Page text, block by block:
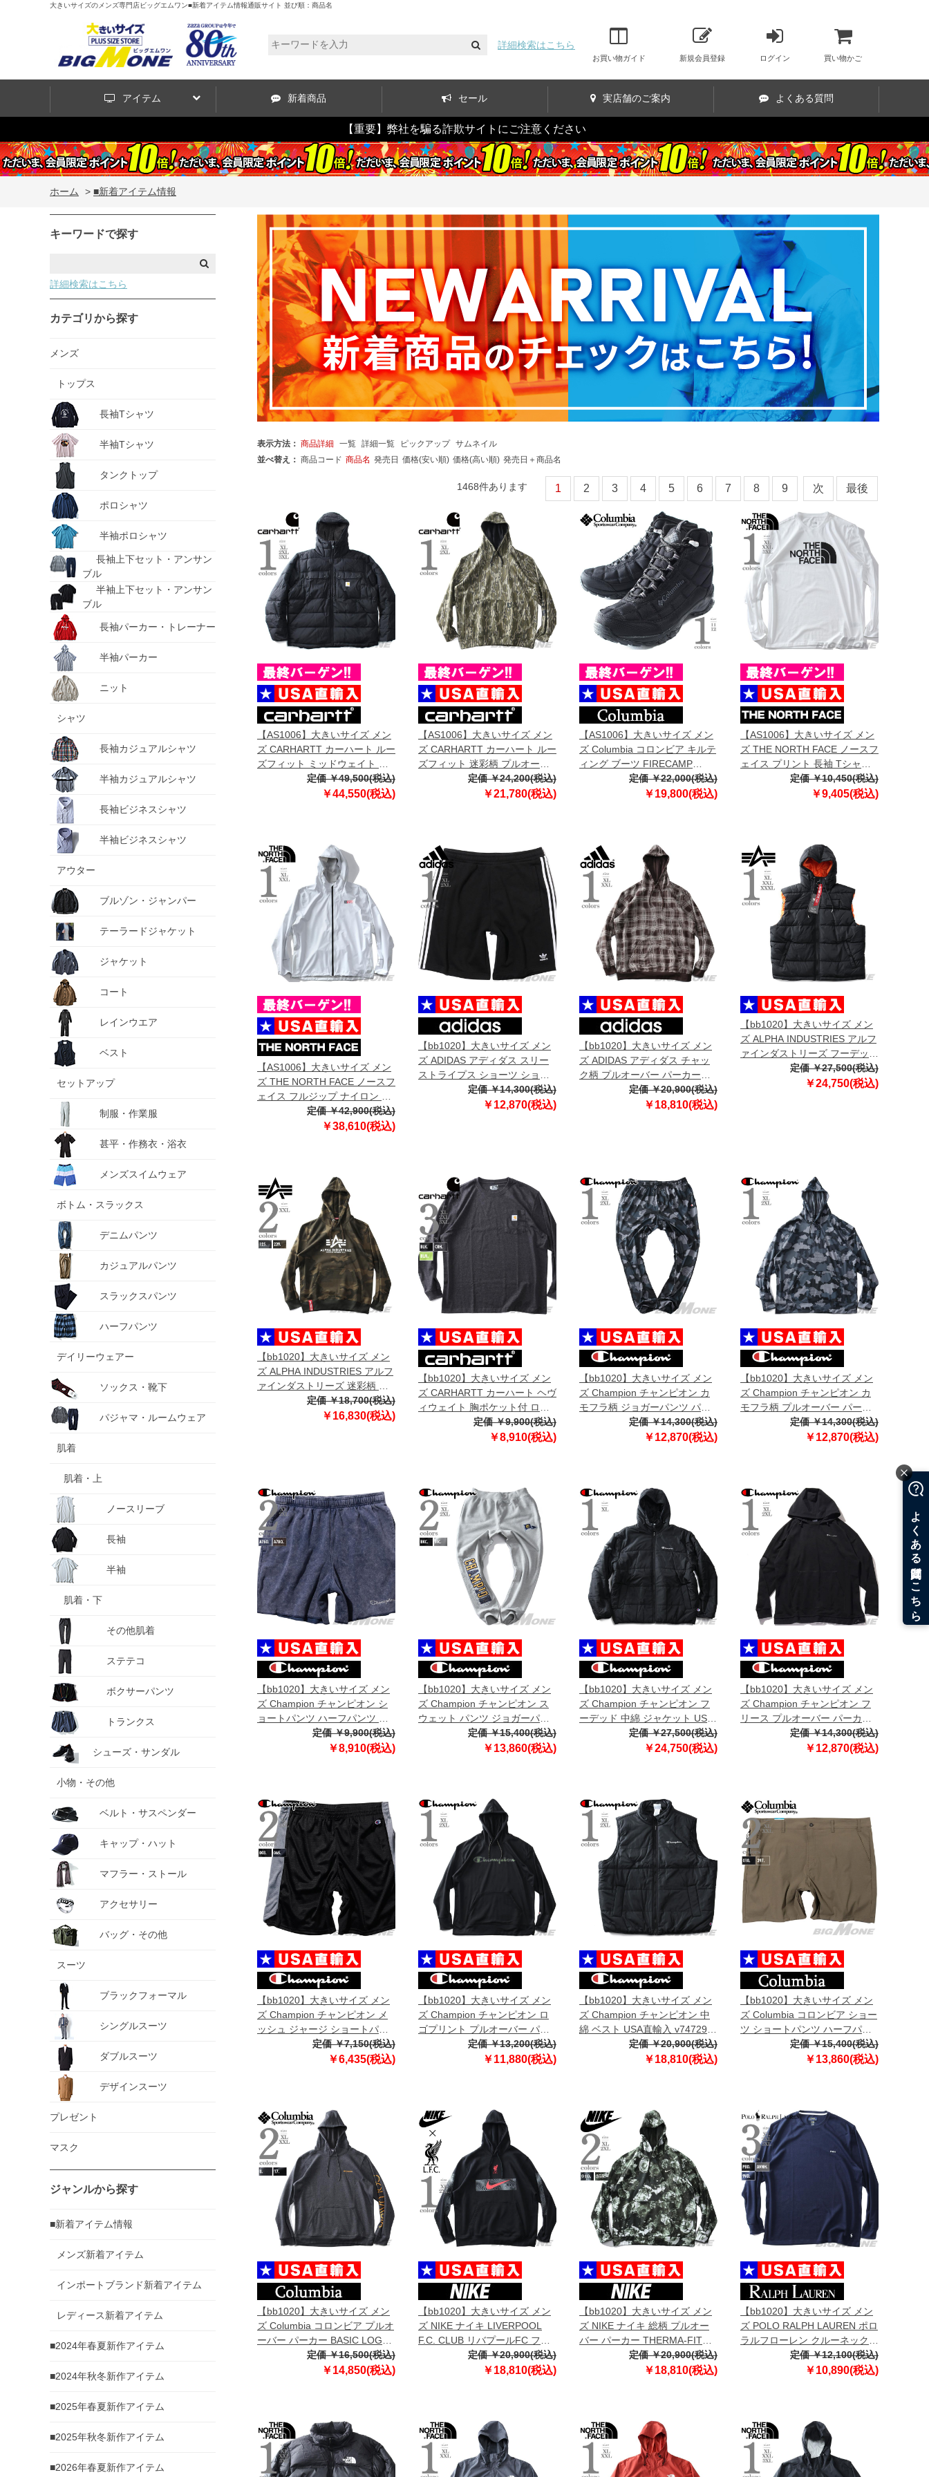
大きいサイズのメンズ専門店ビッグエムワン■新着アイテム情報通販サイト 並び順：商品名
詳細検索はこちら
お買い物ガイド 新規会員登録 ログイン 買い物かご
アイテム 新着商品 セール 実店舗のご案内 よくある質問
【重要】弊社を騙る詐欺サイトにご注意ください
ホーム > ■新着アイテム情報
キーワードで探す
詳細検索はこちら
カテゴリから探す
メンズ
トップス
長袖Tシャツ
半袖Tシャツ
タンクトップ
ポロシャツ
半袖ポロシャツ
長袖上下セット・アンサン
ブル
半袖上下セット・アンサン
ブル
長袖パーカー・トレーナー
半袖パーカー
ニット
シャツ
長袖カジュアルシャツ
半袖カジュアルシャツ
長袖ビジネスシャツ
半袖ビジネスシャツ
アウター
ブルゾン・ジャンパー
テーラードジャケット
ジャケット
コート
レインウエア
ベスト
セットアップ
制服・作業服
甚平・作務衣・浴衣
メンズスイムウェア
ボトム・スラックス
デニムパンツ
カジュアルパンツ
スラックスパンツ
ハーフパンツ
デイリーウェアー
ソックス・靴下
パジャマ・ルームウェア
肌着
肌着・上
ノースリーブ
長袖
半袖
肌着・下
その他肌着
ステテコ
ボクサーパンツ
トランクス
シューズ・サンダル
小物・その他
ベルト・サスペンダー
キャップ・ハット
マフラー・ストール
アクセサリー
バッグ・その他
スーツ
ブラックフォーマル
シングルスーツ
ダブルスーツ
デザインスーツ
プレゼント
マスク
ジャンルから探す
■新着アイテム情報
メンズ新着アイテム
インポートブランド新着アイテム
レディース新着アイテム
■2024年春夏新作アイテム
■2024年秋冬新作アイテム
■2025年春夏新作アイテム
■2025年秋冬新作アイテム
■2026年春夏新作アイテム
表示方法： 商品詳細 一覧 詳細一覧 ピックアップ サムネイル
並べ替え： 商品コード 商品名 発売日 価格(安い順) 価格(高い順) 発売日＋商品名
1468件あります 1 2 3 4 5 6 7 8 9 次 最後
【AS1006】大きいサイズ メン
ズ CARHARTT カーハート ルー
ズフィット ミッドウェイト 断
熱 ジャケット Montana Loose
Fit Insulated Jacket USA直輸入
定価 ￥49,500(税込)
￥44,550(税込)
【AS1006】大きいサイズ メン
ズ CARHARTT カーハート ルー
ズフィット 迷彩柄 プルオーバ
ー パーカー Loose Fit
Midweight Camo Graphic
定価 ￥24,200(税込)
￥21,780(税込)
【AS1006】大きいサイズ メン
ズ Columbia コロンビア キルテ
ィング ブーツ FIRECAMP
BOOT USA直輸入 1672881
定価 ￥22,000(税込)
￥19,800(税込)
【AS1006】大きいサイズ メン
ズ THE NORTH FACE ノースフ
ェイス プリント 長袖 Tシャツ
HALF DOME TEE USA直輸入
定価 ￥10,450(税込)
￥9,405(税込)
【AS1006】大きいサイズ メン
ズ THE NORTH FACE ノースフ
ェイス フルジップ ナイロン ジ
ャケット FRST DWN PACK
JKT USA直輸入 nf0a5iyy-53c
定価 ￥42,900(税込)
￥38,610(税込)
【bb1020】大きいサイズ メン
ズ ADIDAS アディダス スリー
ストライプス ショーツ ショー
トパンツ ハーフパンツ USA直
定価 ￥14,300(税込)
￥12,870(税込)
【bb1020】大きいサイズ メン
ズ ADIDAS アディダス チャッ
ク柄 プルオーバー パーカー
USA直輸入 hk2750定価 ￥20,900(税込)
￥18,810(税込)
【bb1020】大きいサイズ メン
ズ ALPHA INDUSTRIES アルフ
ァインダストリーズ フーデッド
中綿 ベスト USA直輸入 118110
定価 ￥27,500(税込)
￥24,750(税込)
【bb1020】大きいサイズ メン
ズ ALPHA INDUSTRIES アルフ
ァインダストリーズ 迷彩柄 プ
ルオーバー パーカー Basic
hoody Camo USA直輸入
定価 ￥18,700(税込)
￥16,830(税込)
【bb1020】大きいサイズ メン
ズ CARHARTT カーハート ヘヴ
ィウェイト 胸ポケット付 ロン
グスリーブ Tシャツ ルーズフィ
ット USA直輸入 k126
定価 ￥9,900(税込)
￥8,910(税込)
【bb1020】大きいサイズ メン
ズ Champion チャンピオン カ
モフラ柄 ジョガーパンツ パン
ツ 迷彩柄 USA直輸入 p7477p-
定価 ￥14,300(税込)
￥12,870(税込)
【bb1020】大きいサイズ メン
ズ Champion チャンピオン カ
モフラ柄 プルオーバー パーカ
ー 迷彩柄 USA直輸入 s9441p-
定価 ￥14,300(税込)
￥12,870(税込)
【bb1020】大きいサイズ メン
ズ Champion チャンピオン シ
ョートパンツ ハーフパンツ シ
ョーツ USA直輸入 879040
定価 ￥9,900(税込)
￥8,910(税込)
【bb1020】大きいサイズ メン
ズ Champion チャンピオン ス
ウェット パンツ ジョガーパン
ツ USA直輸入 gf01-586dwb
定価 ￥15,400(税込)
￥13,860(税込)
【bb1020】大きいサイズ メン
ズ Champion チャンピオン フ
ーデッド 中綿 ジャケット USA
直輸入 v74728-586n6a
定価 ￥27,500(税込)
￥24,750(税込)
【bb1020】大きいサイズ メン
ズ Champion チャンピオン フ
リース プルオーバー パーカー
USA直輸入 s90224定価 ￥14,300(税込)
￥12,870(税込)
【bb1020】大きいサイズ メン
ズ Champion チャンピオン メ
ッシュ ジャージ ショートパン
ツ ハーフパンツ ショーツ USA
定価 ￥7,150(税込)
￥6,435(税込)
【bb1020】大きいサイズ メン
ズ Champion チャンピオン ロ
ゴプリント プルオーバー パー
カー USA直輸入
s9441pg586mda
定価 ￥13,200(税込)
￥11,880(税込)
【bb1020】大きいサイズ メン
ズ Champion チャンピオン 中
綿 ベスト USA直輸入 v74729-
定価 ￥20,900(税込)
￥18,810(税込)
【bb1020】大きいサイズ メン
ズ Columbia コロンビア ショー
ツ ショートパンツ ハーフパン
ツ USA直輸入 2031161
定価 ￥15,400(税込)
￥13,860(税込)
【bb1020】大きいサイズ メン
ズ Columbia コロンビア プルオ
ーバー パーカー BASIC LOGO
HOODIE USA直輸入 1681661
定価 ￥16,500(税込)
￥14,850(税込)
【bb1020】大きいサイズ メン
ズ NIKE ナイキ LIVERPOOL
F.C. CLUB リバプールFC フリ
ース プルオーバー パーカー
USA直輸入 dn3119
定価 ￥20,900(税込)
￥18,810(税込)
【bb1020】大きいサイズ メン
ズ NIKE ナイキ 総柄 プルオー
バー パーカー THERMA-FIT
PULLOVER FITNESS HOODIE
USA直輸入 dq4836
定価 ￥20,900(税込)
￥18,810(税込)
【bb1020】大きいサイズ メン
ズ POLO RALPH LAUREN ポロ
ラルフローレン クルーネック
サーマル 長袖 Tシャツ USA直
定価 ￥12,100(税込)
￥10,890(税込)